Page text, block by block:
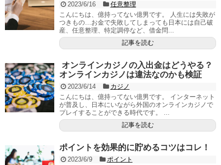
2023/6/16
任意整理
こんにちは、億持ってない億男です。 人生には失敗が
つきもの…お金で失敗してしまっても日本には自己破
産、任意整理、特定調停など、借金問...
記事を読む
オンラインカジノの入出金はどうやる？
オンラインカジノは違法なのかも検証
2023/6/14
カジノ
こんにちは、億持ってない億男です。 インターネット
が普及し、日本にいながら外国のオンラインカジノで
プレイすることができる時代です。 ...
記事を読む
ポイントを効果的に貯めるコツはコレ！
2023/6/9
ポイント